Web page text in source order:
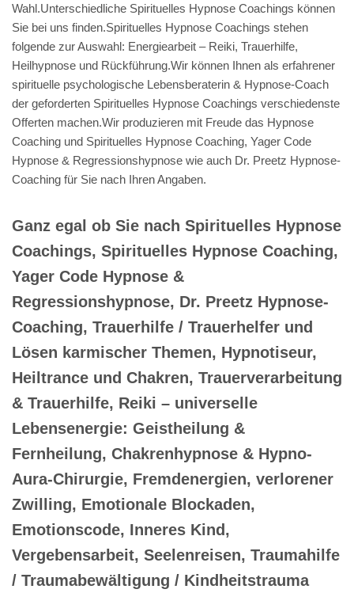
Wahl.Unterschiedliche Spirituelles Hypnose Coachings können
Sie bei uns finden.Spirituelles Hypnose Coachings stehen
folgende zur Auswahl: Energiearbeit – Reiki, Trauerhilfe,
Heilhypnose und Rückführung.Wir können Ihnen als erfahrener
spirituelle psychologische Lebensberaterin & Hypnose-Coach
der geforderten Spirituelles Hypnose Coachings verschiedenste
Offerten machen.Wir produzieren mit Freude das Hypnose
Coaching und Spirituelles Hypnose Coaching, Yager Code
Hypnose & Regressionshypnose wie auch Dr. Preetz Hypnose-
Coaching für Sie nach Ihren Angaben.
Ganz egal ob Sie nach Spirituelles Hypnose
Coachings, Spirituelles Hypnose Coaching,
Yager Code Hypnose &
Regressionshypnose, Dr. Preetz Hypnose-
Coaching, Trauerhilfe / Trauerhelfer und
Lösen karmischer Themen, Hypnotiseur,
Heiltrance und Chakren, Trauerverarbeitung
& Trauerhilfe, Reiki – universelle
Lebensenergie: Geistheilung &
Fernheilung, Chakrenhypnose & Hypno-
Aura-Chirurgie, Fremdenergien, verlorener
Zwilling, Emotionale Blockaden,
Emotionscode, Inneres Kind,
Vergebensarbeit, Seelenreisen, Traumahilfe
/ Traumabewältigung / Kindheitstrauma